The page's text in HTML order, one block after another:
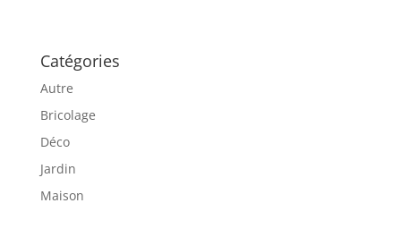
Catégories
Autre
Bricolage
Déco
Jardin
Maison